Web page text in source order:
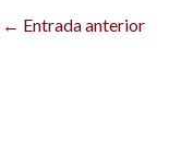
← Entrada anterior